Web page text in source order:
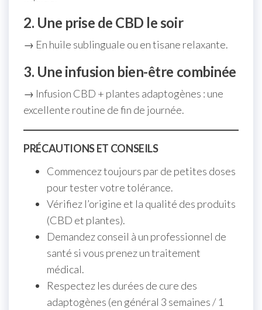
2. Une prise de CBD le soir
→ En huile sublinguale ou en tisane relaxante.
3. Une infusion bien-être combinée
→ Infusion CBD + plantes adaptogènes : une
excellente routine de fin de journée.
PRÉCAUTIONS ET CONSEILS
Commencez toujours par de petites doses
pour tester votre tolérance.
Vérifiez l’origine et la qualité des produits
(CBD et plantes).
Demandez conseil à un professionnel de
santé si vous prenez un traitement
médical.
Respectez les durées de cure des
adaptogènes (en général 3 semaines / 1